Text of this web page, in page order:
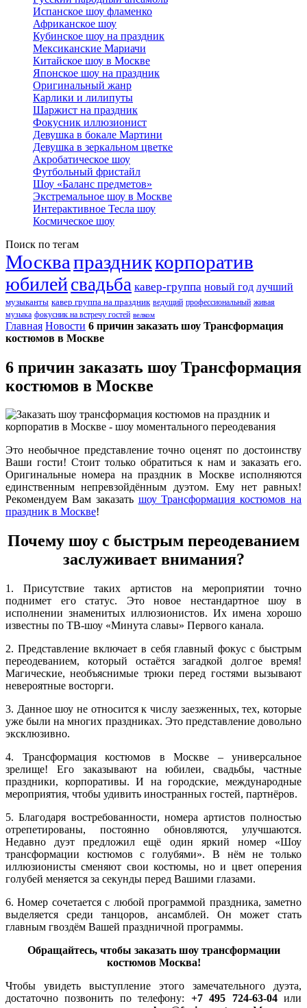
Испанское шоу фламенко
Африканское шоу
Кубинское шоу на праздник
Мексиканские Мариачи
Китайское шоу в Москве
Японское шоу на праздник
Оригинальный жанр
Карлики и лилипуты
Шаржист на праздник
Фокусник иллюзионист
Девушка в бокале Мартини
Девушка в зеркальном цветке
Акробатическое шоу
Футбольный фристайл
Шоу «Баланс предметов»
Экстремальное шоу в Москве
Интерактивное Тесла шоу
Космическое шоу
Поиск по тегам
Москвапраздниккорпоратив
юбилейсвадьба кавер-группа новый год лучший
музыканты кавер группа на праздник ведущий профессиональный живая
музыка фокусник на встречу гостей велком
Главная Новости 6 причин заказать шоу Трансформация
костюмов в Москве
6 причин заказать шоу Трансформация
костюмов в Москве
Это необычное представление точно оценят по достоинству
Ваши гости! Стоит только обратиться к нам и заказать его.
Оригинальные номера на праздник в Москве исполняются
единственным непревзойдённым дуэтом. Ему нет равных!
Рекомендуем Вам заказать шоу Трансформация костюмов на
праздник в Москве!
Почему шоу с быстрым переодеванием
заслуживает внимания?
1. Присутствие таких артистов на мероприятии точно
поднимет его статус. Это новое нестандартное шоу в
исполнении знаменитых иллюзионистов. Их имена хорошо
известны по ТВ-шоу «Минута славы» Первого канала.
2. Представление включает в себя главный фокус с быстрым
переодеванием, который остаётся загадкой долгое время!
Магические, необъяснимые трюки перед гостями вызывают
невероятные восторги.
3. Данное шоу не относится к числу заезженных, тех, которые
уже были на многих праздниках. Это представление довольно
эксклюзивно.
4. Трансформация костюмов в Москве – универсальное
зрелище! Его заказывают на юбилеи, свадьбы, частные
праздники, корпоративы. И на городские, международные
мероприятия, чтобы удивить иностранных гостей, партнёров.
5. Благодаря востребованности, номера артистов полностью
отрепетированы, постоянно обновляются, улучшаются.
Недавно дуэт предложил ещё один яркий номер «Шоу
трансформации костюмов с голубями». В нём не только
иллюзионисты сменяют свои костюмы, но и цвет оперения
голубей меняется за секунды перед Вашими глазами.
6. Номер сочетается с любой программой праздника, заметно
выделяется среди танцоров, ансамблей. Он может стать
главным гвоздём Вашей праздничной программы.
Обращайтесь, чтобы заказать шоу трансформации
костюмов Москва!
Чтобы увидеть выступление этого замечательного дуэта,
достаточно позвонить по телефону: +7 495 724-63-04или